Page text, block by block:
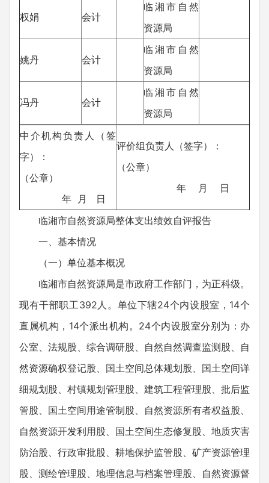
权娟 会计
临湘市自然
资源局
姚丹 会计
临湘市自然
资源局
冯丹 会计
临湘市自然
资源局
中介机构负责人（签
字）：
（公章）
年 月 日
评价组负责人（签字）：
（公章）
年 月 日
临湘市自然资源局整体支出绩效自评报告
一、基本情况
（一）单位基本概况
临湘市自然资源局是市政府工作部门，为正科级。
现有干部职工392人。单位下辖24个内设股室，14个
直属机构，14个派出机构。24个内设股室分别为：办
公室、法规股、综合调研股、自然自然调查监测股、自
然资源确权登记股、国土空间总体规划股、国土空间详
细规划股、村镇规划管理股、建筑工程管理股、批后监
管股、国土空间用途管制股、自然资源所有者权益股、
自然资源开发利用股、国土空间生态修复股、地质灾害
防治股、行政审批股、耕地保护监管股、矿产资源管理
股、测绘管理股、地理信息与档案管理股、自然资源督